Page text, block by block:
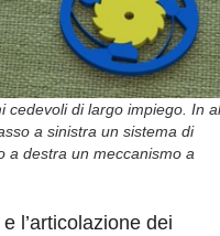
cedevoli di largo impiego. In
a sinistra un sistema di
a destra un meccanismo a
l’articolazione dei